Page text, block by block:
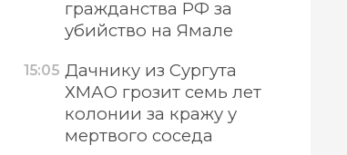
гражданства РФ за
убийство на Ямале
15:05 Дачнику из Сургута
ХМАО грозит семь лет
колонии за кражу у
мертвого соседа